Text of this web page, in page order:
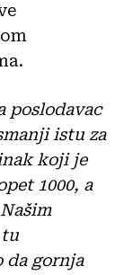
poslodavac
istu za
koji je
1000, a
tu
da gornja